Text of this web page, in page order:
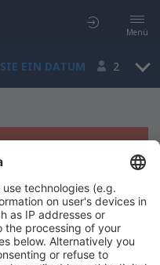
Menü
EIN DATUM 2
keine
Suchkriterien.